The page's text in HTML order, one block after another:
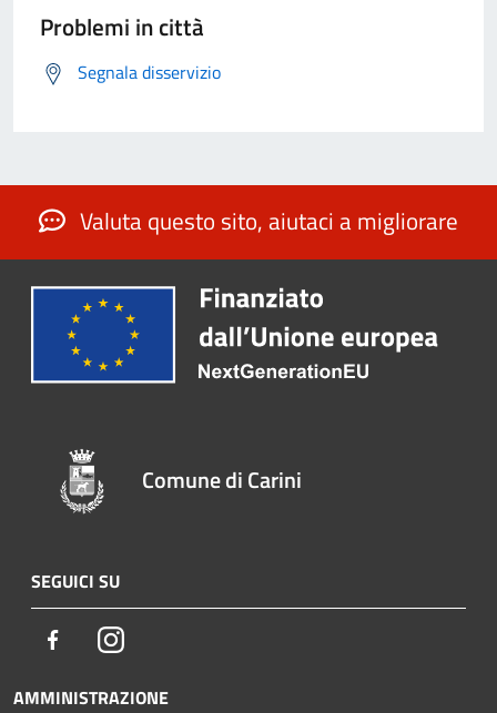
Problemi in città
Segnala disservizio
Valuta questo sito, aiutaci a migliorare
Comune di Carini
SEGUICI SU
FacebookInstagram
AMMINISTRAZIONE